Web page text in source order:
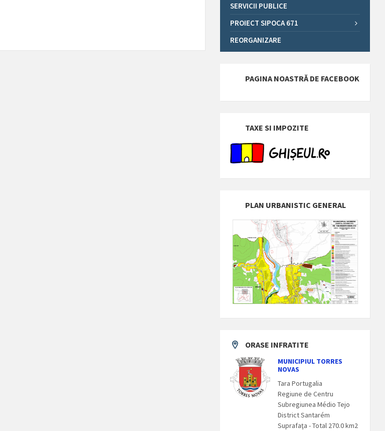
SERVICII PUBLICE
PROIECT SIPOCA 671
REORGANIZARE
PAGINA NOASTRĂ DE FACEBOOK
TAXE SI IMPOZITE
PLAN URBANISTIC GENERAL
ORASE INFRATITE
MUNICIPIUL TORRES
NOVAS
Tara Portugalia
Regiune de Centru
Subregiunea Médio Tejo
District Santarém
Suprafaţa - Total 270.0 km2